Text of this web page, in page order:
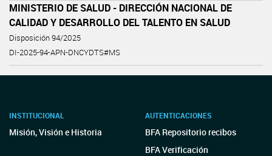
MINISTERIO DE SALUD - DIRECCIÓN NACIONAL DE
CALIDAD Y DESARROLLO DEL TALENTO EN SALUD
Disposición 94/2025
DI-2025-94-APN-DNCYDTS#MS
INSTITUCIONAL
Misión, Visión e Historia
AUTENTICACIONES
BFA Repositorio recibos
BFA Verificación